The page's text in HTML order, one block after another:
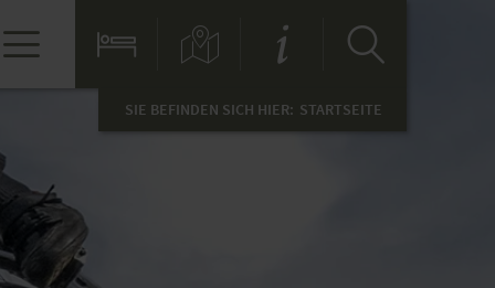
SIE BEFINDEN SICH HIER: STARTSEITE